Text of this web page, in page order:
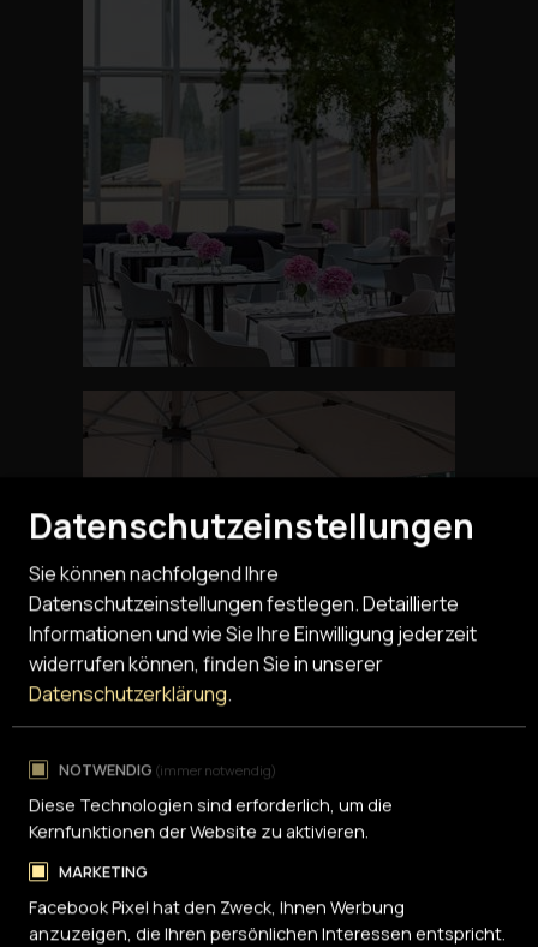
Datenschutzeinstellungen
Sie können nachfolgend Ihre
Datenschutzeinstellungen festlegen.Detaillierte
Informationen und wie Sie Ihre Einwilligung jederzeit
widerrufen können, finden Sie in unserer
Datenschutzerklärung.
NOTWENDIG (immer notwendig)
Diese Technologien sind erforderlich, um die
Kernfunktionen der Website zu aktivieren.
MARKETING
Facebook Pixel hat den Zweck, Ihnen Werbung
anzuzeigen, die Ihren persönlichen Interessen entspricht.